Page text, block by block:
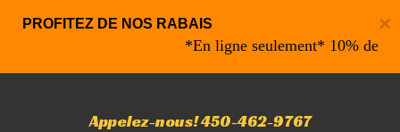
×
PROFITEZ DE NOS RABAIS
*En ligne seulement* 10% de
Appelez-nous! 450-462-9767